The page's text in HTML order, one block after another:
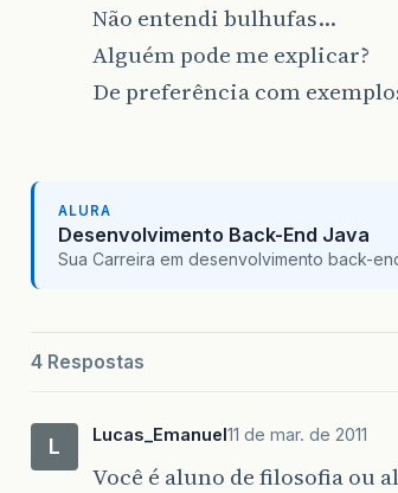
Não entendi bulhufas…
Alguém pode me explicar?
De preferência com
ALURA
Desenvolvimento Back-End Java
Sua Carreira em desenvolvimento back-
4 Respostas
L Lucas_Emanuel11 de mar. de 2011
Você é aluno de filosofia ou